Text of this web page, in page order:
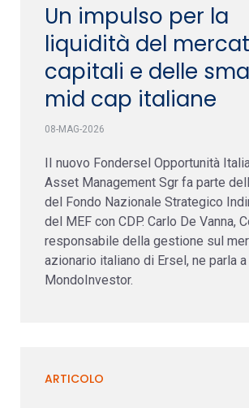
Un impulso per la
liquidità del
capitali e delle
mid cap italiane
08-MAG-2026
II nuovo Fondersel Opportunità
Asset Management Sgr fa parte
del Fondo Nazionale Strategico
del MEF con CDP. Carlo De Vanna,
responsabile della gestione sul
azionario italiano di Ersel, ne parla a
MondoInvestor.
ARTICOLO